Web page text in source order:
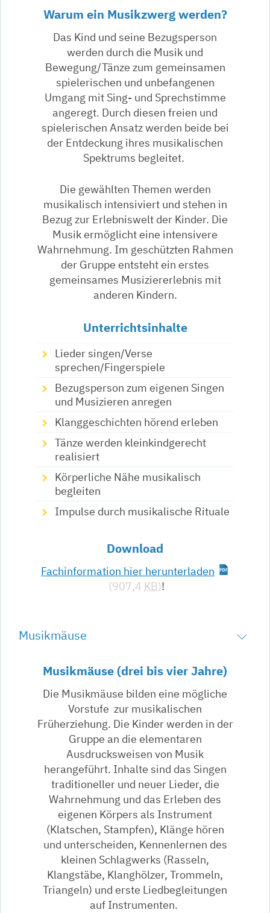
Warum ein Musikzwerg werden?
Das Kind und seine Bezugsperson
werden durch die Musik und
Bewegung/Tänze zum gemeinsamen
spielerischen und unbefangenen
Umgang mit Sing- und Sprechstimme
angeregt. Durch diesen freien und
spielerischen Ansatz werden beide bei
der Entdeckung ihres musikalischen
Spektrums begleitet.
Die gewählten Themen werden
musikalisch intensiviert und stehen in
Bezug zur Erlebniswelt der Kinder. Die
Musik ermöglicht eine intensivere
Wahrnehmung. Im geschützten Rahmen
der Gruppe entsteht ein erstes
gemeinsames Musiziererlebnis mit
anderen Kindern.
Unterrichtsinhalte
Lieder singen/Verse
sprechen/Fingerspiele
Bezugsperson zum eigenen Singen
und Musizieren anregen
Klanggeschichten hörend erleben
Tänze werden kleinkindgerecht
realisiert
Körperliche Nähe musikalisch
begleiten
Impulse durch musikalische Rituale
Download
Fachinformation hier herunterladen
(907,4 KB)!
Musikmäuse
Musikmäuse (drei bis vier Jahre)
Die Musikmäuse bilden eine mögliche
Vorstufe zur musikalischen
Früherziehung. Die Kinder werden in der
Gruppe an die elementaren
Ausdrucksweisen von Musik
herangeführt. Inhalte sind das Singen
traditioneller und neuer Lieder, die
Wahrnehmung und das Erleben des
eigenen Körpers als Instrument
(Klatschen, Stampfen), Klänge hören
und unterscheiden, Kennenlernen des
kleinen Schlagwerks (Rasseln,
Klangstäbe, Klanghölzer, Trommeln,
Triangeln) und erste Liedbegleitungen
auf Instrumenten.